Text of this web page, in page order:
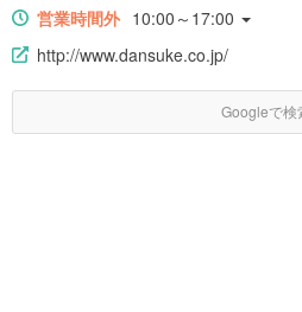
営業時間外 10:00～17:00
http://www.dansuke.co.jp/
Googleで検